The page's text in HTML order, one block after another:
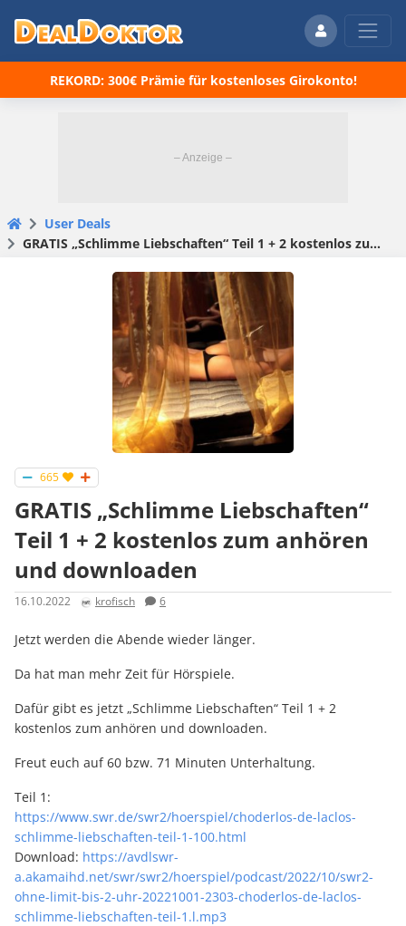
REKORD: 300€ Prämie für kostenloses Girokonto!
User Deals
GRATIS „Schlimme Liebschaften“ Teil 1 + 2 kostenlos zum anhören und downloaden
665
GRATIS „Schlimme Liebschaften“
Teil 1 + 2 kostenlos zum anhören
und downloaden
16.10.2022 krofisch 6
Jetzt werden die Abende wieder länger.
Da hat man mehr Zeit für Hörspiele.
Dafür gibt es jetzt „Schlimme Liebschaften“ Teil 1 + 2
kostenlos zum anhören und downloaden.
Freut euch auf 60 bzw. 71 Minuten Unterhaltung.
Teil 1:
https://www.swr.de/swr2/hoerspiel/choderlos-de-laclos-
schlimme-liebschaften-teil-1-100.html
Download: https://avdlswr-
a.akamaihd.net/swr/swr2/hoerspiel/podcast/2022/10/swr2-
ohne-limit-bis-2-uhr-20221001-2303-choderlos-de-laclos-
schlimme-liebschaften-teil-1.l.mp3